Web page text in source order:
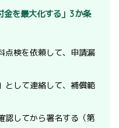
金を最大化する」3か条
点検を依頼して、申請漏
として連絡して、補償範
認してから署名する（第